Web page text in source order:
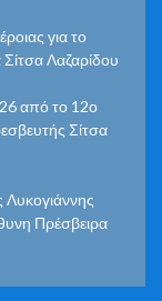
για το
Λαζαρίδου
26 από το 12ο
Σίτσα
Πρέσβειρα